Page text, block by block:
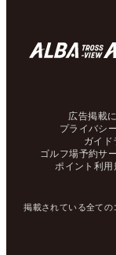
広告掲載
プライバシ
ガイド
ゴルフ場予約サ
ポイント利用
掲載されている全ての